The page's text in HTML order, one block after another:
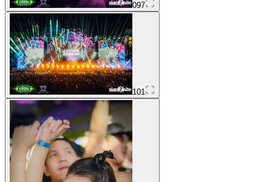
097
101